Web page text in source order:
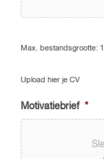
Max. bestandsgrootte:
Upload hier je CV
Motivatiebrief *